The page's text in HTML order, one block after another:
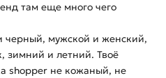
там еще много чего
мужской и женский,
зимний и летний. Твоё
shopper не кожаный, не